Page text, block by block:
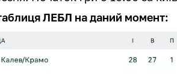
ЛЕБЛ на даний момент: